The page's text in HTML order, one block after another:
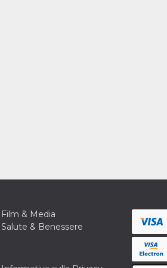
Film & Media
Salute & Benessere